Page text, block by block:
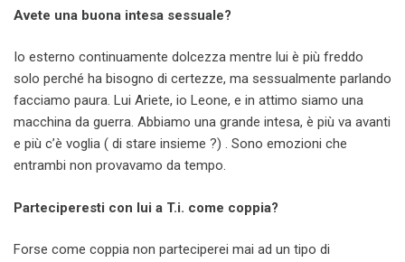
Avete una buona intesa sessuale?
Io esterno continuamente dolcezza mentre lui è più freddo
solo perché ha bisogno di certezze, ma sessualmente parlando
facciamo paura. Lui Ariete, io Leone, e in attimo siamo una
macchina da guerra. Abbiamo una grande intesa, è più va avanti
e più c’è voglia ( di stare insieme ?) . Sono emozioni che
entrambi non provavamo da tempo.
Parteciperesti con lui a T.i. come coppia?
Forse come coppia non parteciperei mai ad un tipo di